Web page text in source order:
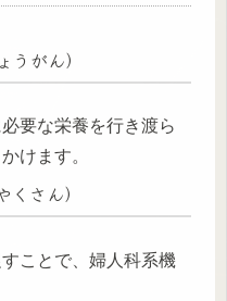
がん）
要な栄養を行き渡ら
けます。
さん）
ことで、婦人科系機